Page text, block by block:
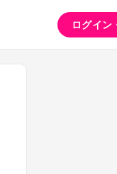
ログイン